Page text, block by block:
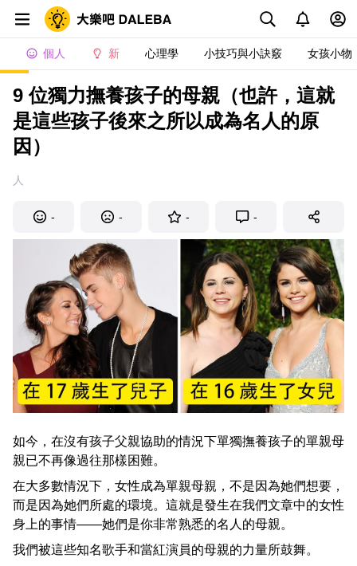
個人 新 心理學 小技巧與小訣竅 女孩小物
9 位獨力撫養孩子的母親（也許，這就
是這些孩子後來之所以成為名人的原
因）
人
- - - -
如今，在沒有孩子父親協助的情況下單獨撫養孩子的單親母
親已不再像過往那樣困難。
在大多數情況下，女性成為單親母親，不是因為她們想要，
而是因為她們所處的環境。這就是發生在我們文章中的女性
身上的事情——她們是你非常熟悉的名人的母親。
我們被這些知名歌手和當紅演員的母親的力量所鼓舞。